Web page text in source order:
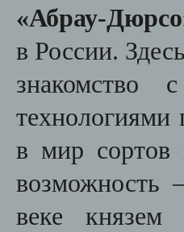
«Абрау-
в России.
знакомство
технологиями
в мир сортов
возможность
веке